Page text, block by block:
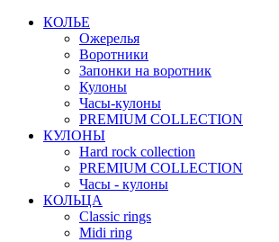
КОЛЬЕ
Ожерелья
Воротники
Запонки на воротник
Кулоны
Часы-кулоны
PREMIUM COLLECTION
КУЛОНЫ
Hard rock collection
PREMIUM COLLECTION
Часы - кулоны
КОЛЬЦА
Classic rings
Midi ring